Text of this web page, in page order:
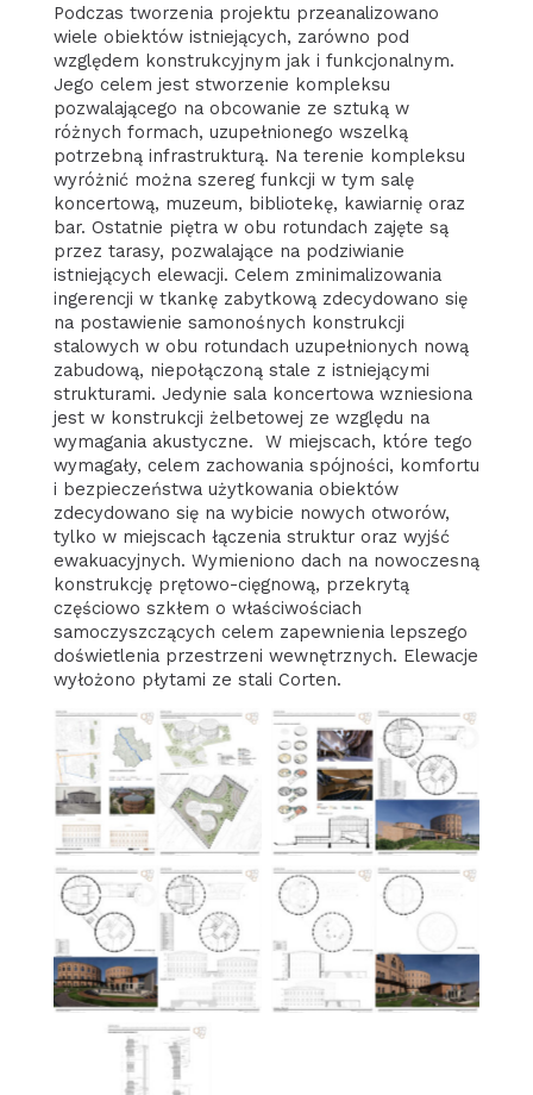
Podczas tworzenia projektu przeanalizowano
wiele obiektów istniejących, zarówno pod
względem konstrukcyjnym jak i funkcjonalnym.
Jego celem jest stworzenie kompleksu
pozwalającego na obcowanie ze sztuką w
różnych formach, uzupełnionego wszelką
potrzebną infrastrukturą. Na terenie kompleksu
wyróżnić można szereg funkcji w tym salę
koncertową, muzeum, bibliotekę, kawiarnię oraz
bar. Ostatnie piętra w obu rotundach zajęte są
przez tarasy, pozwalające na podziwianie
istniejących elewacji. Celem zminimalizowania
ingerencji w tkankę zabytkową zdecydowano się
na postawienie samonośnych konstrukcji
stalowych w obu rotundach uzupełnionych nową
zabudową, niepołączoną stale z istniejącymi
strukturami. Jedynie sala koncertowa wzniesiona
jest w konstrukcji żelbetowej ze względu na
wymagania akustyczne. W miejscach, które tego
wymagały, celem zachowania spójności, komfortu
i bezpieczeństwa użytkowania obiektów
zdecydowano się na wybicie nowych otworów,
tylko w miejscach łączenia struktur oraz wyjść
ewakuacyjnych. Wymieniono dach na nowoczesną
konstrukcję prętowo-cięgnową, przekrytą
częściowo szkłem o właściwościach
samoczyszczących celem zapewnienia lepszego
doświetlenia przestrzeni wewnętrznych. Elewacje
wyłożono płytami ze stali Corten.